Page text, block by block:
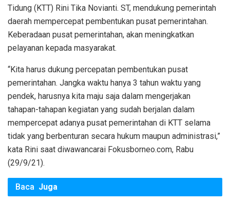
Tidung (KTT) Rini Tika Novianti. ST, mendukung pemerintah
daerah mempercepat pembentukan pusat pemerintahan.
Keberadaan pusat pemerintahan, akan meningkatkan
pelayanan kepada masyarakat.
“Kita harus dukung percepatan pembentukan pusat
pemerintahan. Jangka waktu hanya 3 tahun waktu yang
pendek, harusnya kita maju saja dalam mengerjakan
tahapan-tahapan kegiatan yang sudah berjalan dalam
mempercepat adanya pusat pemerintahan di KTT selama
tidak yang berbenturan secara hukum maupun administrasi,”
kata Rini saat diwawancarai Fokusborneo.com, Rabu
(29/9/21).
Baca Juga